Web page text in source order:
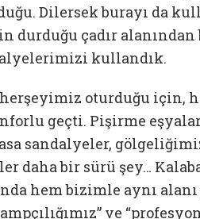
Dilersek burayı da
durduğu çadır
kullandık.
oturduğu için,
geçti. Pişirme
sandalyeler,
daha bir sürü şey…
hem bizimle aynı
ve